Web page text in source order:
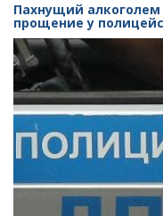
Пахнущий
прощение у